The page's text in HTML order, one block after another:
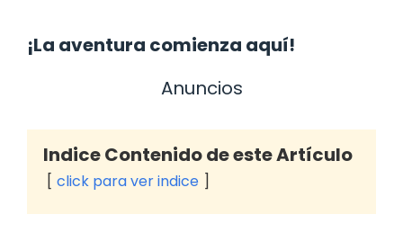
¡La aventura comienza aquí!
Anuncios
Indice Contenido de este Artículo
click para ver indice